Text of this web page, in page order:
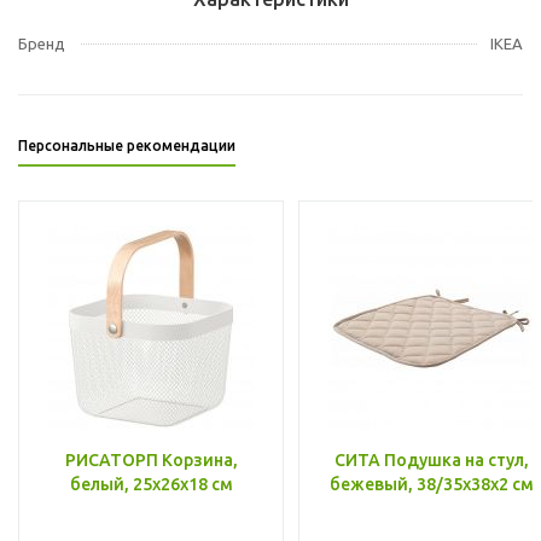
Бренд IKEA
Персональные рекомендации
РИСАТОРП Корзина,
белый, 25x26x18 см
СИТА Подушка на стул,
бежевый, 38/35x38x2 см